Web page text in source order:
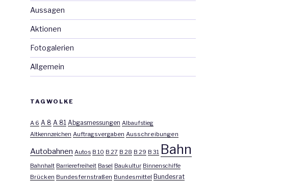
Aussagen
Aktionen
Fotogalerien
Allgemein
TAGWOLKE
A 6 A 8 A 81 Abgasmessungen Albaufstieg
Altkennzeichen Auftragsvergaben Ausschreibungen
Autobahnen Autos B 10 B 27 B 28 B 29 B 31 Bahn
Bahnhalt Barrierefreiheit Basel Baukultur Binnenschiffe
Brücken Bundesfernstraßen Bundesmittel Bundesrat